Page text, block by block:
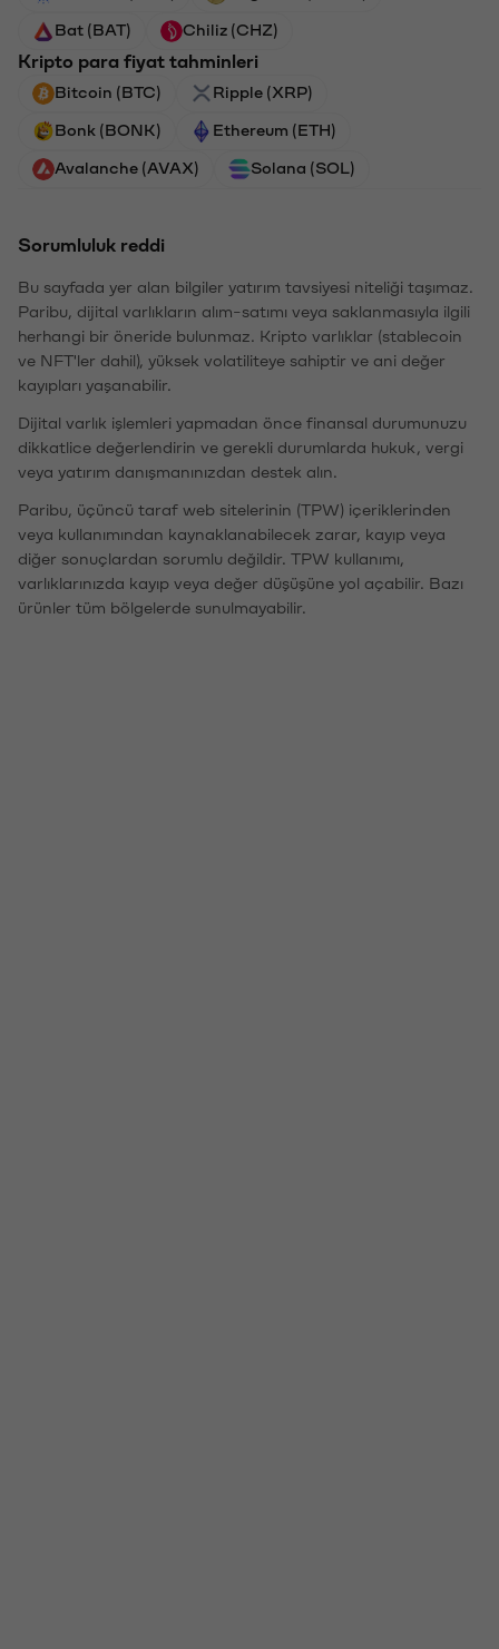
Bat (BAT) Chiliz (CHZ)
Kripto para fiyat tahminleri
Bitcoin (BTC) Ripple (XRP)
Bonk (BONK) Ethereum (ETH)
Avalanche (AVAX) Solana (SOL)
Sorumluluk reddi
Bu sayfada yer alan bilgiler yatırım tavsiyesi niteliği taşımaz.
Paribu, dijital varlıkların alım-satımı veya saklanmasıyla ilgili
herhangi bir öneride bulunmaz. Kripto varlıklar (stablecoin
ve NFT'ler dahil), yüksek volatiliteye sahiptir ve ani değer
kayıpları yaşanabilir.
Dijital varlık işlemleri yapmadan önce finansal durumunuzu
dikkatlice değerlendirin ve gerekli durumlarda hukuk, vergi
veya yatırım danışmanınızdan destek alın.
Paribu, üçüncü taraf web sitelerinin (TPW) içeriklerinden
veya kullanımından kaynaklanabilecek zarar, kayıp veya
diğer sonuçlardan sorumlu değildir. TPW kullanımı,
varlıklarınızda kayıp veya değer düşüşüne yol açabilir. Bazı
ürünler tüm bölgelerde sunulmayabilir.